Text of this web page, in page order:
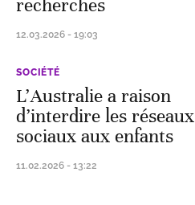
recherches
12.03.2026 - 19:03
SOCIÉTÉ
L’Australie a raison
d’interdire les réseaux
sociaux aux enfants
11.02.2026 - 13:22